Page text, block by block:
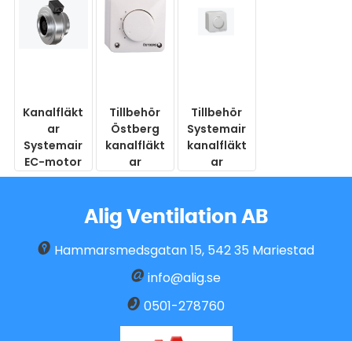
Kanalfläkt
ar
Systemair
EC-motor
Tillbehör
Östberg
kanalfläkt
ar
Tillbehör
Systemair
kanalfläkt
ar
Alig Ventilation AB
Hammarsmedsgatan 15, 542 35 Mariestad
info@alig.se
0501-278760